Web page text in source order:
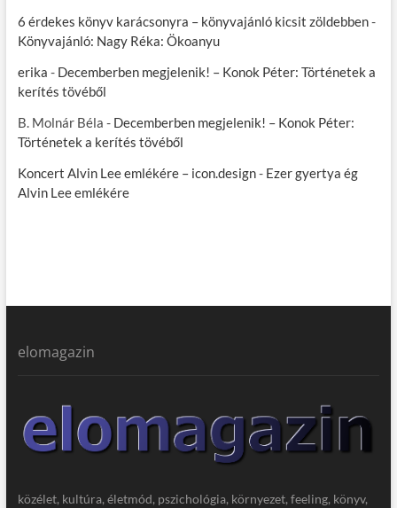
6 érdekes könyv karácsonyra – könyvajánló kicsit zöldebben-
Könyvajánló: Nagy Réka: Ökoanyu
erika - Decemberben megjelenik! – Konok Péter: Történetek a
kerítés tövéből
B. Molnár Béla - Decemberben megjelenik! – Konok Péter:
Történetek a kerítés tövéből
Koncert Alvin Lee emlékére – icon.design- Ezer gyertya ég
Alvin Lee emlékére
elomagazin
közélet, kultúra, életmód, pszichológia, környezet, feeling, könyv,